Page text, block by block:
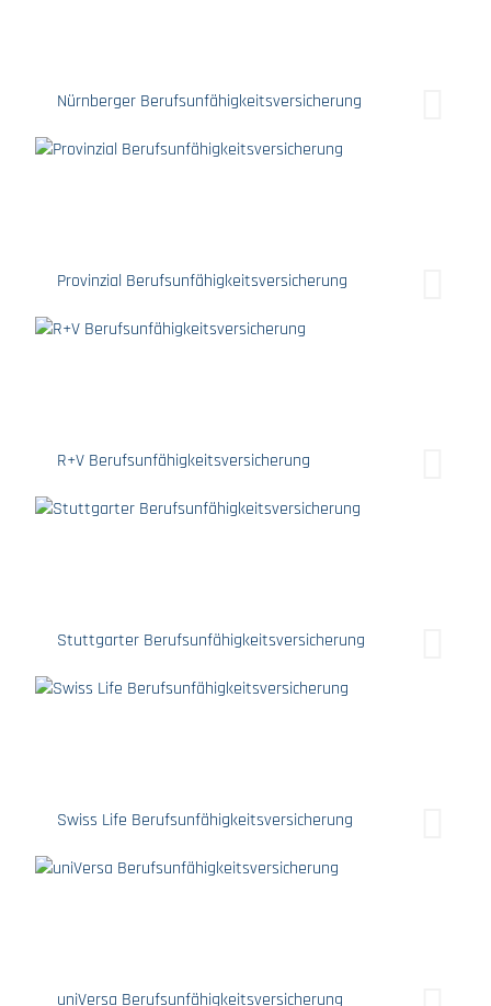
Nürnberger Berufsunfähigkeitsversicherung
Provinzial Berufsunfähigkeitsversicherung
R+V Berufsunfähigkeitsversicherung
Stuttgarter Berufsunfähigkeitsversicherung
Swiss Life Berufsunfähigkeitsversicherung
uniVersa Berufsunfähigkeitsversicherung